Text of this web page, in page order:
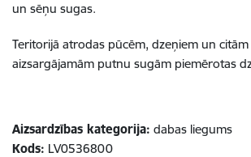
un sēņu sugas.
Teritorijā atrodas pūcēm, dzeņiem un citām
aizsargājamām putnu sugām piemērotas
Aizsardzības kategorija: dabas liegums
Kods: LV0536800